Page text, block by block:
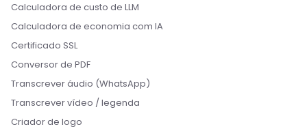
Calculadora de custo de LLM
Calculadora de economia com IA
Certificado SSL
Conversor de PDF
Transcrever áudio (WhatsApp)
Transcrever vídeo / legenda
Criador de logo